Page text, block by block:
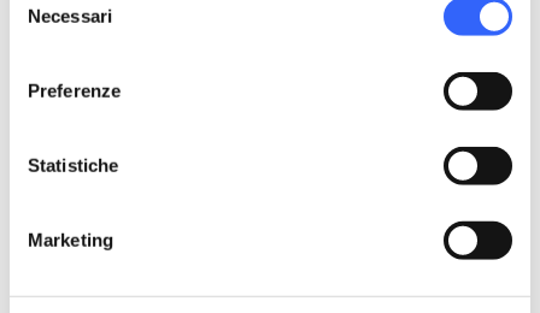
delNecessari
Preferenze
Statistiche
Marketing